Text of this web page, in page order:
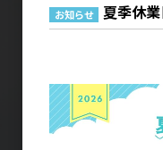
お知らせ 夏季休